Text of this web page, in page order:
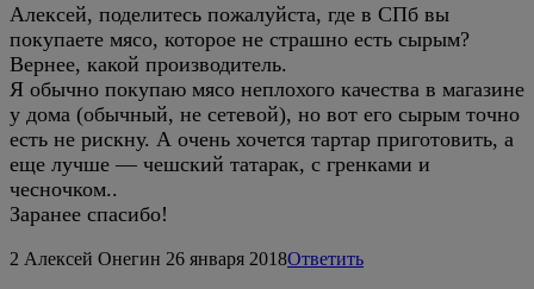
Алексей, поделитесь пожалуйста, где в СПб вы
покупаете мясо, которое не страшно есть сырым?
Вернее, какой производитель.
Я обычно покупаю мясо неплохого качества в магазине
у дома (обычный, не сетевой), но вот его сырым точно
есть не рискну. А очень хочется тартар приготовить, а
еще лучше — чешский татарак, с гренками и
чесночком..
Заранее спасибо!
2 Алексей Онегин 26 января 2018Ответить